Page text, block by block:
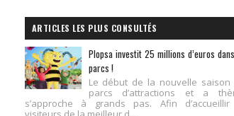
ARTICLES LES PLUS CONSULTÉS
Plopsa investit 25 millions d’euros
parcs !
Le début de la nouvelle saison
parcs d’attractions et a
s’approche à grands pas. Afin